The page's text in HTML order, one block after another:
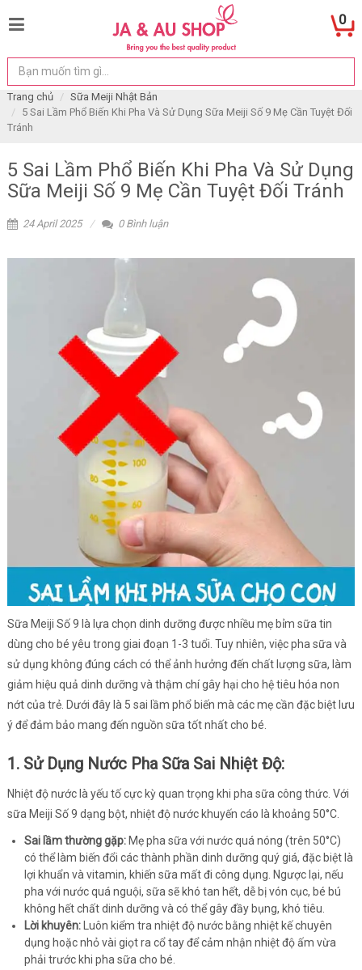
0
Trang chủ
Sữa Meiji Nhật Bản
5 Sai Lầm Phổ Biến Khi Pha Và Sử Dụng Sữa Meiji Số 9 Mẹ Cần Tuyệt Đối
Tránh
5 Sai Lầm Phổ Biến Khi Pha Và Sử Dụng
Sữa Meiji Số 9 Mẹ Cần Tuyệt Đối Tránh
24 April 2025 0 Bình luận
Sữa Meiji Số 9 là lựa chọn dinh dưỡng được nhiều mẹ bỉm sữa tin
dùng cho bé yêu trong giai đoạn 1-3 tuổi. Tuy nhiên, việc pha sữa và
sử dụng không đúng cách có thể ảnh hưởng đến chất lượng sữa, làm
giảm hiệu quả dinh dưỡng và thậm chí gây hại cho hệ tiêu hóa non
nớt của trẻ. Dưới đây là 5 sai lầm phổ biến mà các mẹ cần đặc biệt lưu
ý để đảm bảo mang đến nguồn sữa tốt nhất cho bé.
1. Sử Dụng Nước Pha Sữa Sai Nhiệt Độ:
Nhiệt độ nước là yếu tố cực kỳ quan trọng khi pha sữa công thức. Với
sữa Meiji Số 9 dạng bột, nhiệt độ nước khuyến cáo là khoảng 50°C.
Sai lầm thường gặp: Mẹ pha sữa với nước quá nóng (trên 50°C)
có thể làm biến đổi các thành phần dinh dưỡng quý giá, đặc biệt là
lợi khuẩn và vitamin, khiến sữa mất đi công dụng. Ngược lại, nếu
pha với nước quá nguội, sữa sẽ khó tan hết, dễ bị vón cục, bé bú
không hết chất dinh dưỡng và có thể gây đầy bụng, khó tiêu.
Lời khuyên: Luôn kiểm tra nhiệt độ nước bằng nhiệt kế chuyên
dụng hoặc nhỏ vài giọt ra cổ tay để cảm nhận nhiệt độ ấm vừa
phải trước khi pha sữa cho bé.